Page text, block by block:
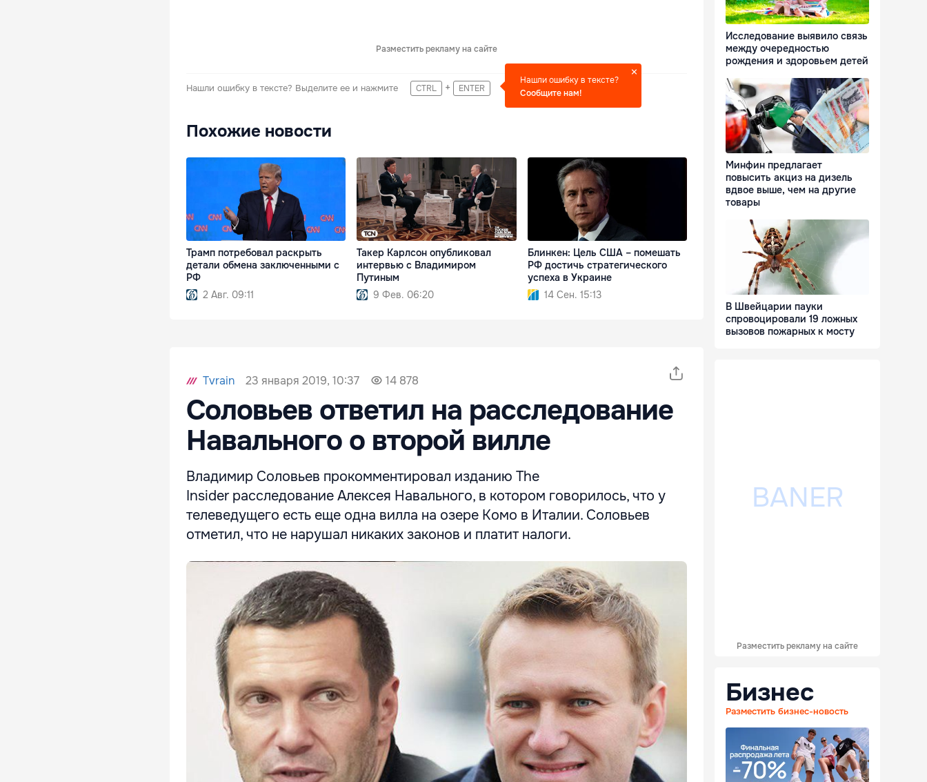
Разместить рекламу на сайте
Нашли ошибку в тексте? Выделите ее и нажмите CTRL + ENTER
Нашли ошибку в тексте?
Сообщите нам!
Похожие новости
Трамп потребовал раскрыть
детали обмена заключенными с
РФ
2 Авг. 09:11
Такер Карлсон опубликовал
интервью с Владимиром
Путиным
9 Фев. 06:20
Блинкен: Цель США – помешать
РФ достичь стратегического
успеха в Украине
14 Сен. 15:13
Tvrain 23 января 2019, 10:37 14 878
Соловьев ответил на расследование
Навального о второй вилле
Владимир Соловьев прокомментировал изданию The
Insider расследование Алексея Навального, в котором говорилось, что у
телеведущего есть еще одна вилла на озере Комо в Италии. Соловьев
отметил, что не нарушал никаких законов и платит налоги.
Исследование выявило связь
между очередностью
рождения и здоровьем детей
Минфин предлагает
повысить акциз на дизель
вдвое выше, чем на другие
товары
В Швейцарии пауки
спровоцировали 19 ложных
вызовов пожарных к мосту
Разместить рекламу на сайте
Бизнес
Разместить бизнес-новость